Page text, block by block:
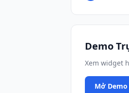
Demo
Xem widget
Mở